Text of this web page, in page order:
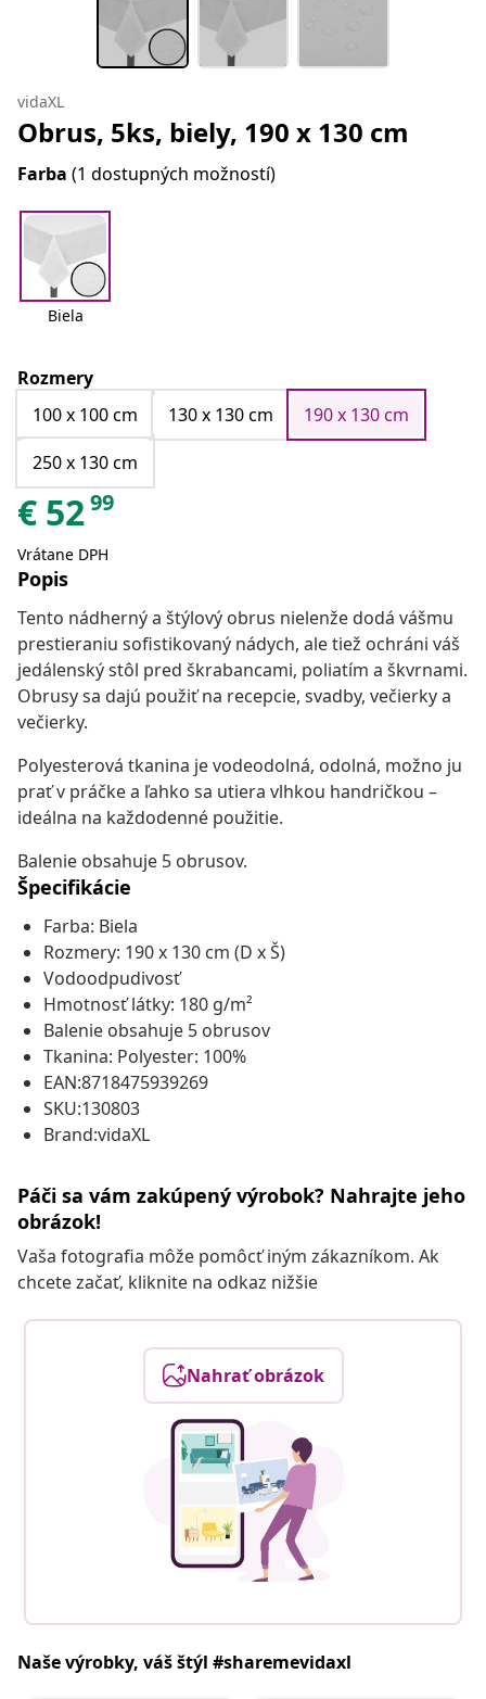
vidaXL
Obrus, 5ks, biely, 190 x 130 cm
Farba (1 dostupných možností)
Biela
Rozmery
100 x 100 cm
130 x 130 cm
190 x 130 cm
250 x 130 cm
€ 5299
Vrátane DPH
Popis
Tento nádherný a štýlový obrus nielenže dodá vášmu
prestieraniu sofistikovaný nádych, ale tiež ochráni váš
jedálenský stôl pred škrabancami, poliatím a škvrnami.
Obrusy sa dajú použiť na recepcie, svadby, večierky a
večierky.
Polyesterová tkanina je vodeodolná, odolná, možno ju
prať v práčke a ľahko sa utiera vlhkou handričkou –
ideálna na každodenné použitie.
Balenie obsahuje 5 obrusov.
Špecifikácie
Farba: Biela
Rozmery: 190 x 130 cm (D x Š)
Vodoodpudivosť
Hmotnosť látky: 180 g/m²
Balenie obsahuje 5 obrusov
Tkanina: Polyester: 100%
EAN:8718475939269
SKU:130803
Brand:vidaXL
Páči sa vám zakúpený výrobok? Nahrajte jeho
obrázok!
Vaša fotografia môže pomôcť iným zákazníkom. Ak
chcete začať, kliknite na odkaz nižšie
Nahrať obrázok
Naše výrobky, váš štýl #sharemevidaxl